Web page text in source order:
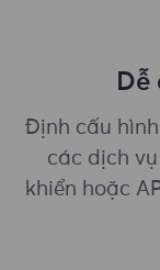
Định cấu
các dịch
khiển hoặc